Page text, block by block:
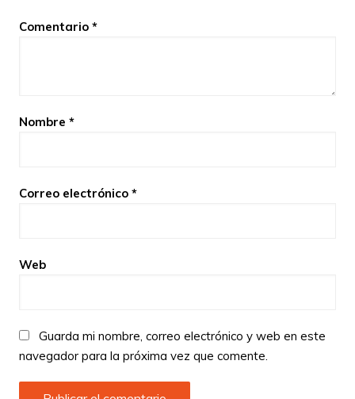
Comentario *
Nombre *
Correo electrónico *
Web
Guarda mi nombre, correo electrónico y web en este
navegador para la próxima vez que comente.